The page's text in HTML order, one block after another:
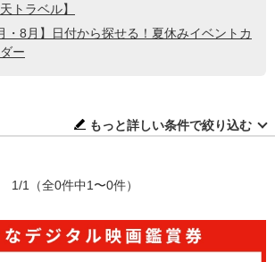
天トラベル】
・8月】日付から探せる！夏休みイベントカ
ー
もっと詳しい条件で絞り込む
1/1 （全0件中1〜0件）